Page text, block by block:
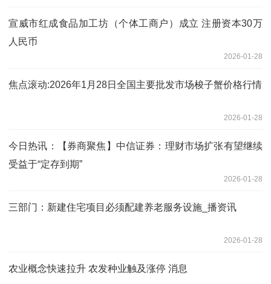
宣威市红成食品加工坊（个体工商户）成立 注册资本30万
人民币
2026-01-28
焦点滚动:2026年1月28日全国主要批发市场梭子蟹价格行情
2026-01-28
今日热讯：【券商聚焦】中信证券：理财市场扩张有望继续
受益于“定存到期”
2026-01-28
三部门：新建住宅项目必须配建养老服务设施_播资讯
2026-01-28
农业概念快速拉升 农发种业触及涨停 消息